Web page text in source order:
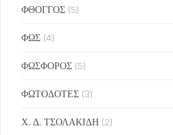
ΦΘΟΓΓΟΣ (5)
ΦΩΣ (4)
ΦΩΣΦΟΡΟΣ (5)
ΦΩΤΟΔΟΤΕΣ (3)
Χ. Δ. ΤΣΟΛΑΚΙΔΗ (2)